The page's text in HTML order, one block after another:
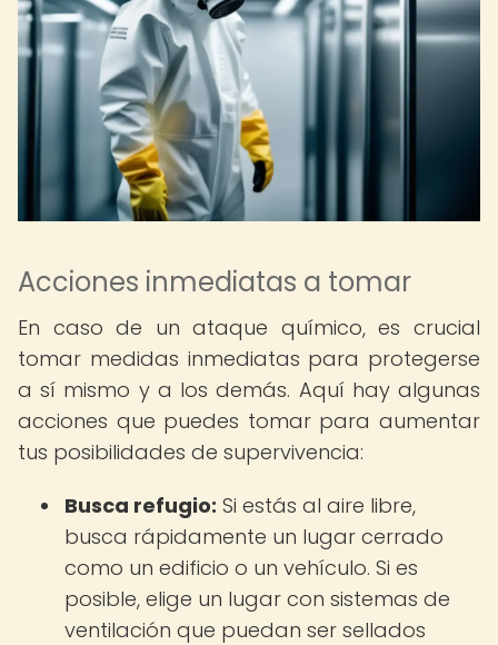
Acciones inmediatas a tomar
En caso de un ataque químico, es crucial
tomar medidas inmediatas para protegerse
a sí mismo y a los demás. Aquí hay algunas
acciones que puedes tomar para aumentar
tus posibilidades de supervivencia:
Busca refugio: Si estás al aire libre,
busca rápidamente un lugar cerrado
como un edificio o un vehículo. Si es
posible, elige un lugar con sistemas de
ventilación que puedan ser sellados